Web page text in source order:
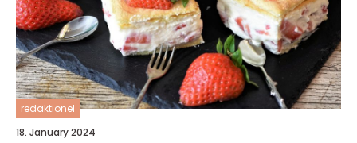
redaktionel
18. January 2024